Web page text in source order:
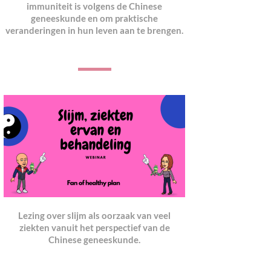
immuniteit is volgens de Chinese
geneeskunde en om praktische
veranderingen in hun leven aan te brengen.
Lezing over slijm als oorzaak van veel
ziekten vanuit het perspectief van de
Chinese geneeskunde.